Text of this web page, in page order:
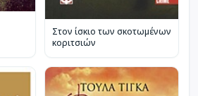
Στον ίσκιο των σκοτωμένων
κοριτσιών